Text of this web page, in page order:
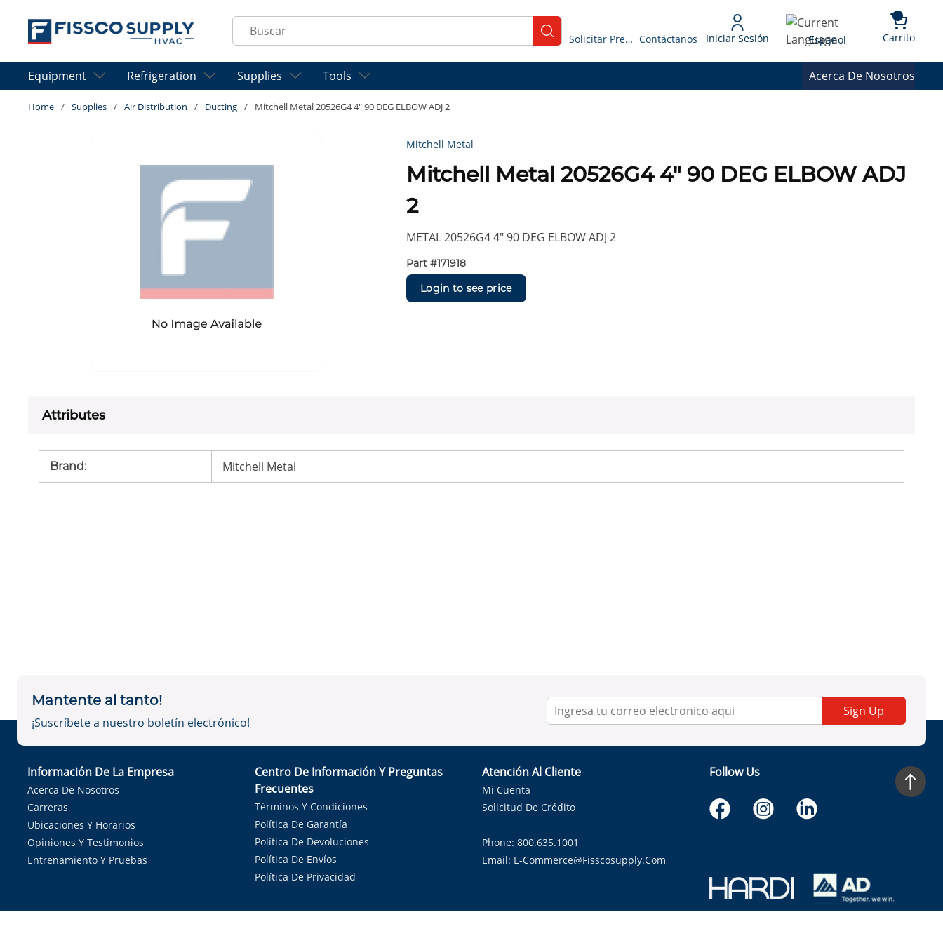
Skip to main content
Site Search
submit search
Solicitar Presupuesto Contáctanos Iniciar Sesión Language
Espanol Carrito{0}
Equipment Refrigeration Supplies Tools Acerca De Nosotros
Home / Supplies / Air Distribution / Ducting / Mitchell Metal 20526G4 4" 90 DEG ELBOW ADJ 2
Mitchell Metal
Mitchell Metal 20526G4 4" 90 DEG ELBOW ADJ
2
METAL 20526G4 4" 90 DEG ELBOW ADJ 2
Part #171918
Login to see price
Attributes
Brand: Mitchell Metal
Mantente al tanto!
¡Suscríbete a nuestro boletín electrónico!
Sign Up
Información De La Empresa
Acerca De Nosotros
Carreras
Ubicaciones Y Horarios
Opiniones Y Testimonios
Entrenamiento Y Pruebas
Centro De Información Y Preguntas
Frecuentes
Términos Y Condiciones
Política De Garantía
Política De Devoluciones
Política De Envíos
Política De Privacidad
Atención Al Cliente
Mi Cuenta
Solicitud De Crédito
Phone: 800.635.1001
Email: E-Commerce@fisscosupply.com
Follow Us